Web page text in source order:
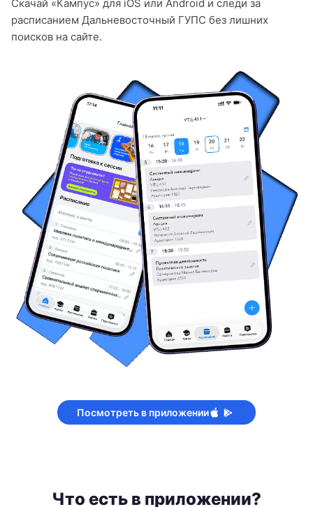
Скачай «Кампус» для iOS или Android и следи за
расписанием Дальневосточный ГУПС без лишних
поисков на сайте.
Посмотреть в приложении
Что есть в приложении?